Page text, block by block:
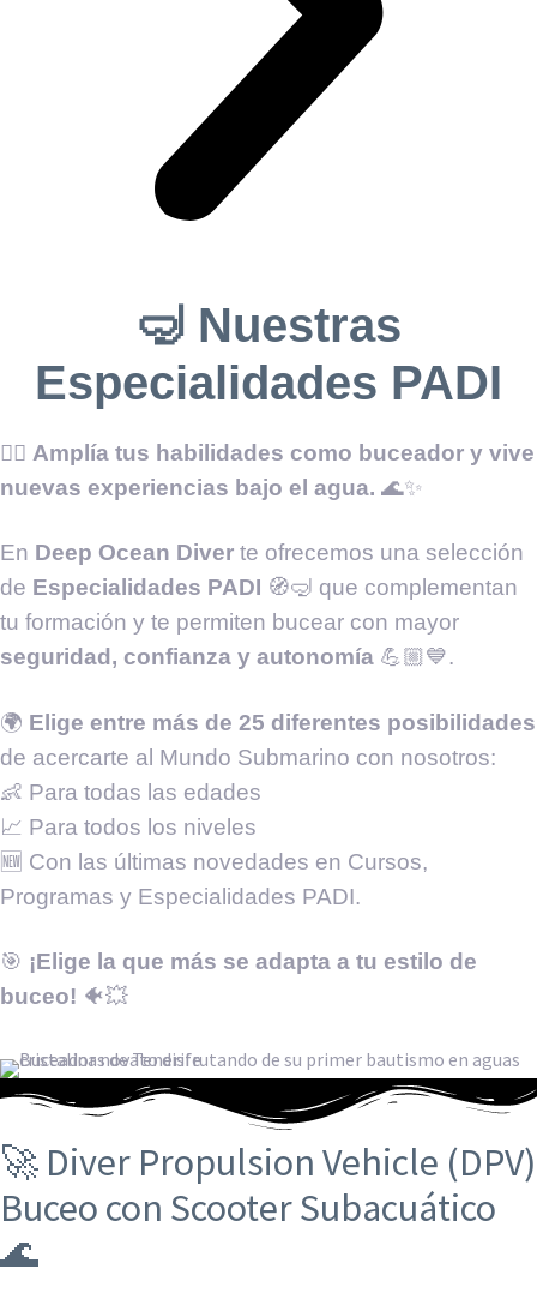
🤿 Nuestras
Especialidades PADI
🧜‍♂️ Amplía tus habilidades como buceador y vive
nuevas experiencias bajo el agua. 🌊✨
En Deep Ocean Diver te ofrecemos una selección
de Especialidades PADI 🧭🤿 que complementan
tu formación y te permiten bucear con mayor
seguridad, confianza y autonomía 💪🏼💙.
🌍 Elige entre más de 25 diferentes posibilidades
de acercarte al Mundo Submarino con nosotros:
👶 Para todas las edades
📈 Para todos los niveles
🆕 Con las últimas novedades en Cursos,
Programas y Especialidades PADI.
🎯 ¡Elige la que más se adapta a tu estilo de
buceo! 🐠💥
🚀 Diver Propulsion Vehicle (DPV)
Buceo con Scooter Subacuático
🌊